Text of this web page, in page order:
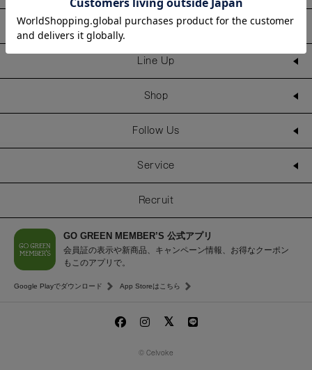
Information
Line Up
Shop
Follow Us
Service
Recruit
GO GREEN MEMBER’S 公式アプリ
会員証の表示や新商品、キャンペーン情報、お得なクーポン
もこのアプリで。
Google Playでダウンロード App Storeはこちら
© Celvoke